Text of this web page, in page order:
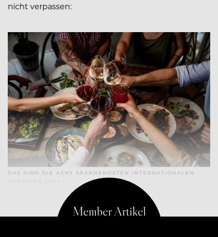
nicht verpassen:
DAS SIND DIE ACHT SPANNENDSTEN INTERNATIONALEN